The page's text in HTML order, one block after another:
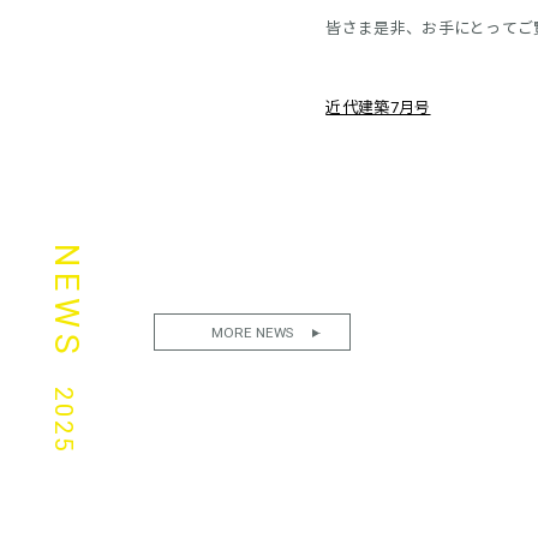
NEWS
2025
皆さま是非、お手にとってご
近代建築7月号
MORE NEWS